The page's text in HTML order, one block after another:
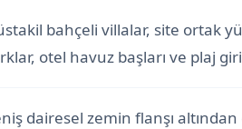
bahçeli villalar, site ortak
otel havuz başları ve plaj
dairesel zemin flanşı